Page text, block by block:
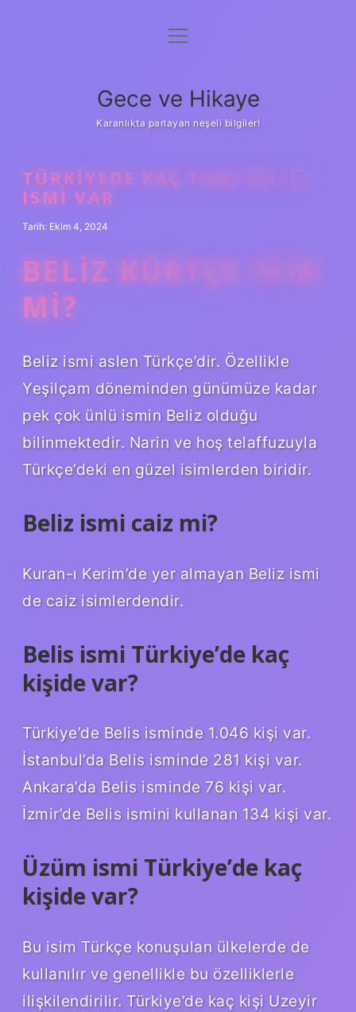
Anasayfa
Yasal Uyarı
menüyü
Gece ve Hikaye
Karanlıkta parlayan neşeli bilgiler!
TÜRKIYEDE KAÇ TANE BELIZ
ISMI VAR
Tarih: Ekim 4, 2024
BELIZ KÜRTÇE ISIM
MI?
Beliz ismi aslen Türkçe’dir. Özellikle
Yeşilçam döneminden günümüze kadar
pek çok ünlü ismin Beliz olduğu
bilinmektedir. Narin ve hoş telaffuzuyla
Türkçe’deki en güzel isimlerden biridir.
Beliz ismi caiz mi?
Kuran-ı Kerim’de yer almayan Beliz ismi
de caiz isimlerdendir.
Belis ismi Türkiye’de kaç
kişide var?
Türkiye’de Belis isminde 1.046 kişi var.
İstanbul’da Belis isminde 281 kişi var.
Ankara’da Belis isminde 76 kişi var.
İzmir’de Belis ismini kullanan 134 kişi var.
Üzüm ismi Türkiye’de kaç
kişide var?
Bu isim Türkçe konuşulan ülkelerde de
kullanılır ve genellikle bu özelliklerle
ilişkilendirilir. Türkiye’de kaç kişi Uzeyir